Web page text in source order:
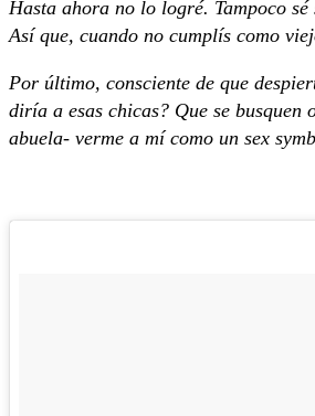
Hasta ahora no lo logré. Tampoco
Así que, cuando no cumplís como
Por último, consciente de que
diría a esas chicas? Que se
abuela- verme a mí como un sex